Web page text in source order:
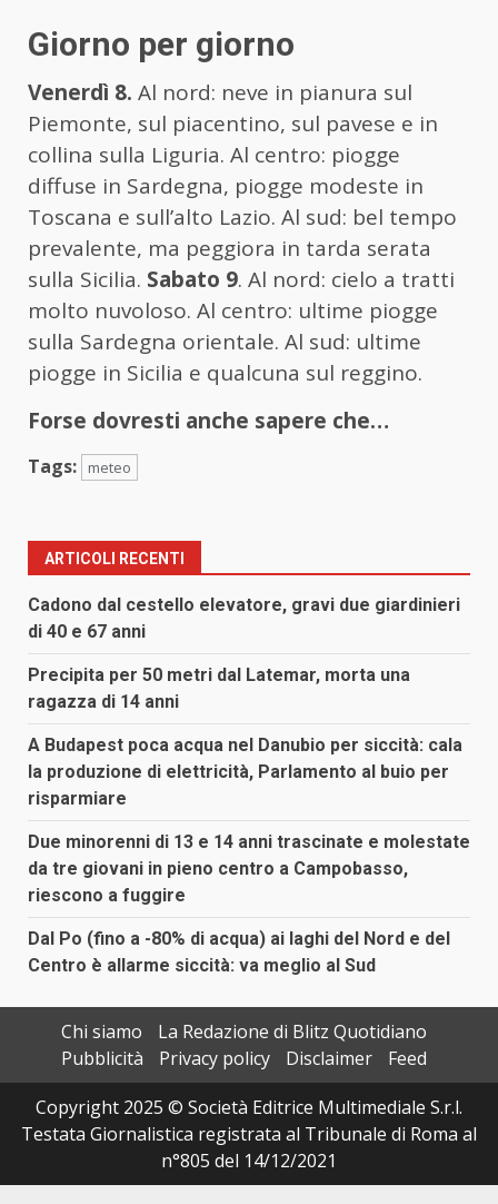
Giorno per giorno
Venerdì 8. Al nord: neve in pianura sul
Piemonte, sul piacentino, sul pavese e in
collina sulla Liguria. Al centro: piogge
diffuse in Sardegna, piogge modeste in
Toscana e sull’alto Lazio. Al sud: bel tempo
prevalente, ma peggiora in tarda serata
sulla Sicilia. Sabato 9. Al nord: cielo a tratti
molto nuvoloso. Al centro: ultime piogge
sulla Sardegna orientale. Al sud: ultime
piogge in Sicilia e qualcuna sul reggino.
Forse dovresti anche sapere che…
Tags: meteo
ARTICOLI RECENTI
Cadono dal cestello elevatore, gravi due giardinieri
di 40 e 67 anni
Precipita per 50 metri dal Latemar, morta una
ragazza di 14 anni
A Budapest poca acqua nel Danubio per siccità: cala
la produzione di elettricità, Parlamento al buio per
risparmiare
Due minorenni di 13 e 14 anni trascinate e molestate
da tre giovani in pieno centro a Campobasso,
riescono a fuggire
Dal Po (fino a -80% di acqua) ai laghi del Nord e del
Centro è allarme siccità: va meglio al Sud
Chi siamo
La Redazione di Blitz Quotidiano
Pubblicità
Privacy policy Disclaimer
Feed
Copyright 2025 © Società Editrice Multimediale S.r.l.
Testata Giornalistica registrata al Tribunale di Roma al
n°805 del 14/12/2021